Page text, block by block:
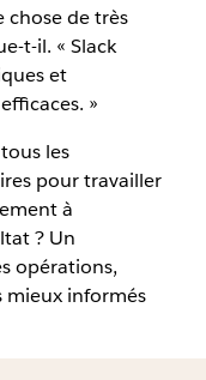
chose de très
t-il. « Slack
et
»
les
pour travailler
à
? Un
opérations,
mieux informés